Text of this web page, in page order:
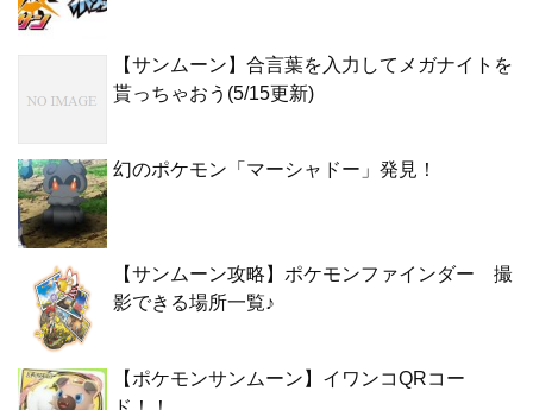
【サンムーン】合言葉を入力してメガナイトを
貰っちゃおう(5/15更新)
幻のポケモン「マーシャドー」発見！
【サンムーン攻略】ポケモンファインダー 撮
影できる場所一覧♪
【ポケモンサンムーン】イワンコQRコー